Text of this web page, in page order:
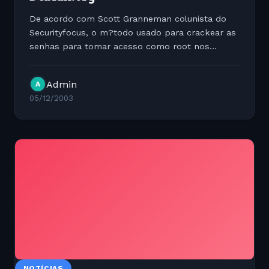
De acordo com Scott Granneman colunista do
Securityfocus, o m?todo usado para crackear as
senhas para tomar acesso como root nos
nos sistemas. Leias...
A Admin
05/12/2003